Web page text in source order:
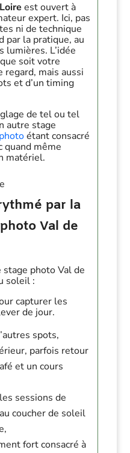
est ouvert à
expert. Ici, pas
ni de technique
par la pratique, au
lumières. L’idée
soit votre
mais aussi
et d’un timing
de tel ou tel
autre stage
étant consacré
quand même
matériel.
par la
Val de
photo Val de
soleil :
capturer les
de jour.
spots,
parfois retour
et un cours
sessions de
coucher de soleil
fort consacré à